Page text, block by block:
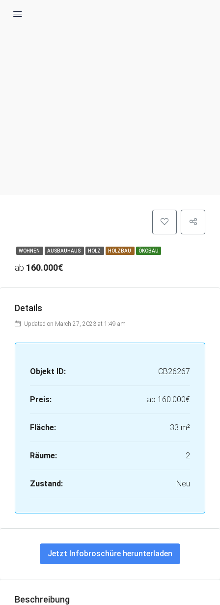
WOHNEN AUSBAUHAUS HOLZ HOLZBAU ÖKOBAU
ab 160.000€
Details
Updated on March 27, 2023 at 1:49 am
Objekt ID: CB26267
Preis: ab 160.000€
Fläche: 33 m²
Räume: 2
Zustand: Neu
Jetzt Infobroschüre herunterladen
Beschreibung